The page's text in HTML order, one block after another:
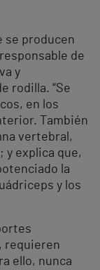
se producen
de
y
rodilla. “Se
en los
También
vertebral,
y explica que,
la
y los
requieren
ello, nunca